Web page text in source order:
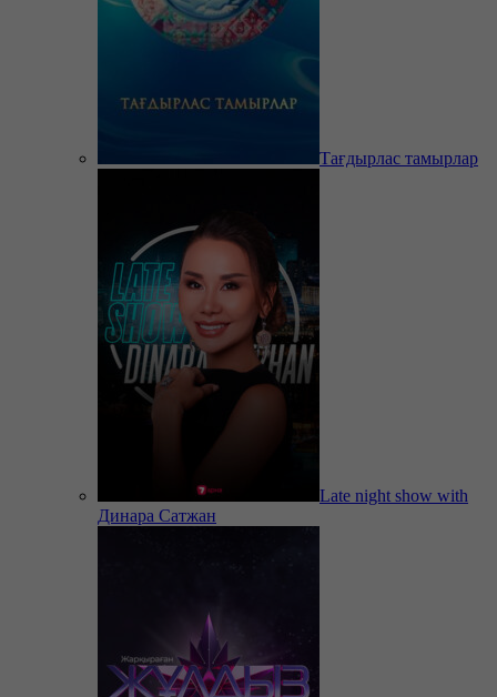
Тағдырлас тамырлар
Late night show with
Динара Сатжан